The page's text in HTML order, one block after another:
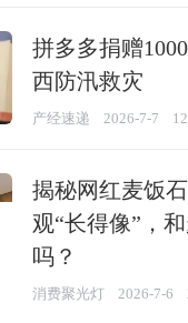
拼多多捐赠
西防汛救灾
产经速递 2026-7-7
揭秘网红麦饭
观“长得像”，
吗？
消费聚光灯 2026-7-6